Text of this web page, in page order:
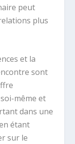
peut
plus
et la
sont
même et
dans une
étant
sur le